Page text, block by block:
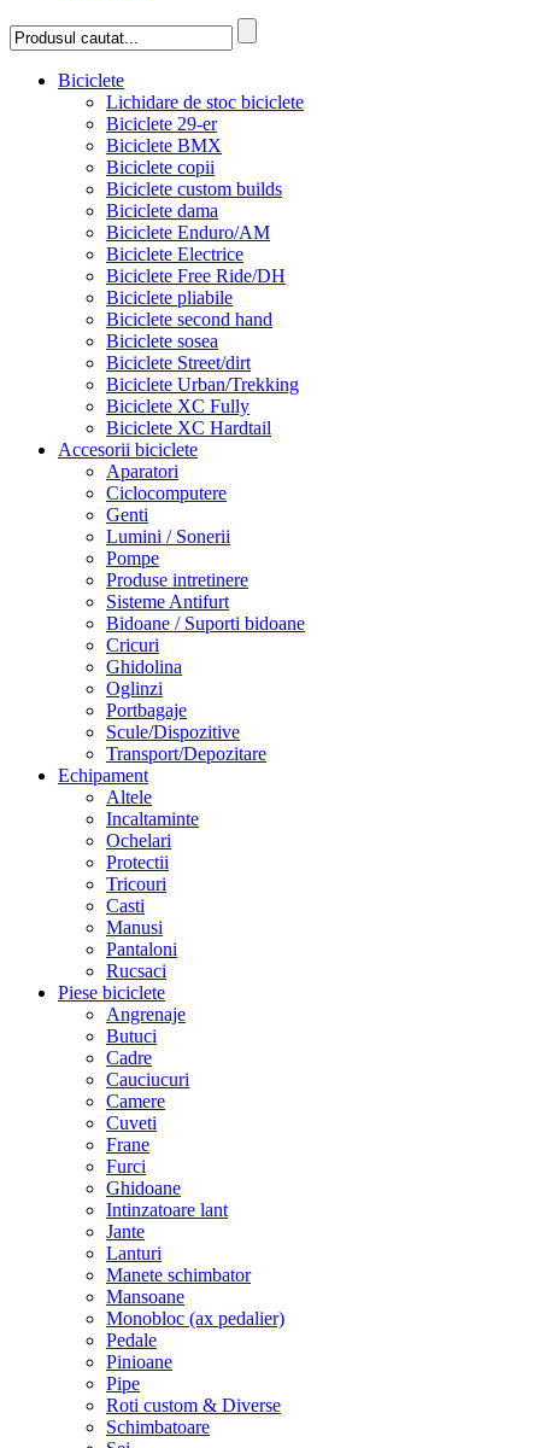
Biciclete
Lichidare de stoc biciclete
Biciclete 29-er
Biciclete BMX
Biciclete copii
Biciclete custom builds
Biciclete dama
Biciclete Enduro/AM
Biciclete Electrice
Biciclete Free Ride/DH
Biciclete pliabile
Biciclete second hand
Biciclete sosea
Biciclete Street/dirt
Biciclete Urban/Trekking
Biciclete XC Fully
Biciclete XC Hardtail
Accesorii biciclete
Aparatori
Ciclocomputere
Genti
Lumini / Sonerii
Pompe
Produse intretinere
Sisteme Antifurt
Bidoane / Suporti bidoane
Cricuri
Ghidolina
Oglinzi
Portbagaje
Scule/Dispozitive
Transport/Depozitare
Echipament
Altele
Incaltaminte
Ochelari
Protectii
Tricouri
Casti
Manusi
Pantaloni
Rucsaci
Piese biciclete
Angrenaje
Butuci
Cadre
Cauciucuri
Camere
Cuveti
Frane
Furci
Ghidoane
Intinzatoare lant
Jante
Lanturi
Manete schimbator
Mansoane
Monobloc (ax pedalier)
Pedale
Pinioane
Pipe
Roti custom & Diverse
Schimbatoare